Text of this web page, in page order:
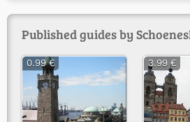
Published guides by
0.99 € 3.99 €